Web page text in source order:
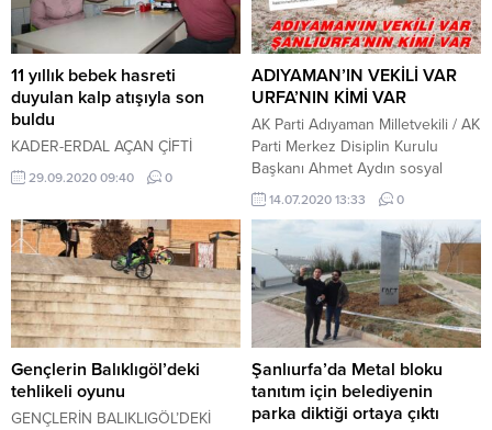
11 yıllık bebek hasreti
duyulan kalp atışıyla son
buldu
KADER-ERDAL AÇAN ÇİFTİ
29.09.2020 09:40 0
ADIYAMAN’IN VEKİLİ VAR
URFA’NIN KİMİ VAR
AK Parti Adıyaman Milletvekili / AK
Parti Merkez Disiplin Kurulu
Başkanı Ahmet Aydın sosyal
medya hesabından yaptığı
açıklama ile mayıs ayında
meydana gelen dolu yağışından
dolayı zarar gören Adıyaman
çiftçisi için Cumhurbaşkanı
Erdoğan’ın bütçe ayırdığını
söyledi.
14.07.2020 13:33 0
Gençlerin Balıklıgöl’deki
tehlikeli oyunu
GENÇLERİN BALIKLIGÖL’DEKİ
Şanlıurfa’da Metal bloku
tanıtım için belediyenin
parka diktiği ortaya çıktı